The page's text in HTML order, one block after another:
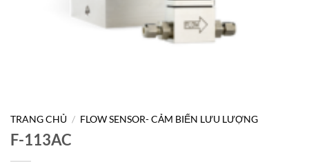
TRANG CHỦ / FLOW SENSOR- CẢM BIẾN LƯU LƯỢNG
F-113AC